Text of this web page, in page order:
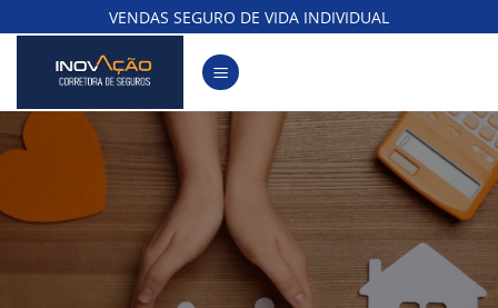
to
content
VENDAS SEGURO DE VIDA INDIVIDUAL